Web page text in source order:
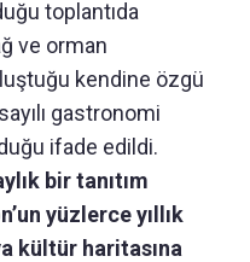
toplantıda
ve orman
kendine özgü
gastronomi
ifade edildi.
bir tanıtım
yüzlerce yıllık
kültür haritasına